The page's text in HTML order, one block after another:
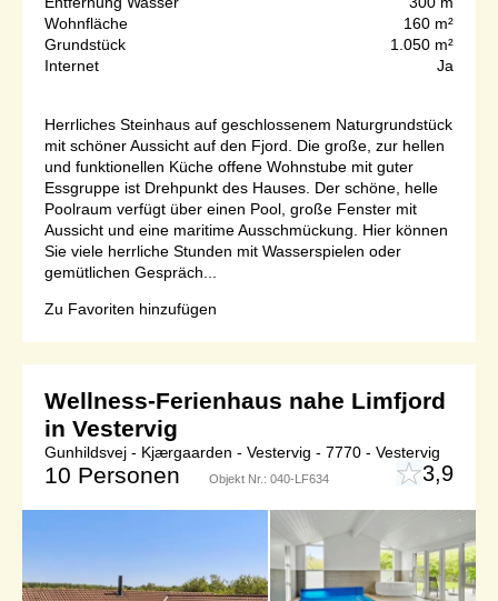
Wohnfläche
160 m²
Grundstück
1.050 m²
Internet
Ja
Herrliches Steinhaus auf geschlossenem Naturgrundstück
mit schöner Aussicht auf den Fjord. Die große, zur hellen
und funktionellen Küche offene Wohnstube mit guter
Essgruppe ist Drehpunkt des Hauses. Der schöne, helle
Poolraum verfügt über einen Pool, große Fenster mit
Aussicht und eine maritime Ausschmückung. Hier können
Sie viele herrliche Stunden mit Wasserspielen oder
gemütlichen Gespräch...
Zu Favoriten hinzufügen
Wellness-Ferienhaus nahe Limfjord
in Vestervig
Gunhildsvej - Kjærgaarden - Vestervig - 7770 - Vestervig
10 Personen Objekt Nr.: 040-LF634 3,9